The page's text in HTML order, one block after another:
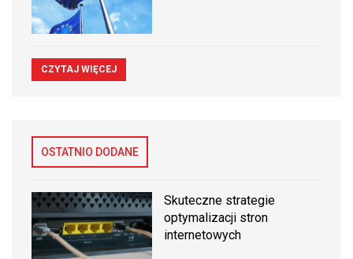
CZYTAJ WIĘCEJ
OSTATNIO DODANE
Skuteczne strategie
optymalizacji stron
internetowych